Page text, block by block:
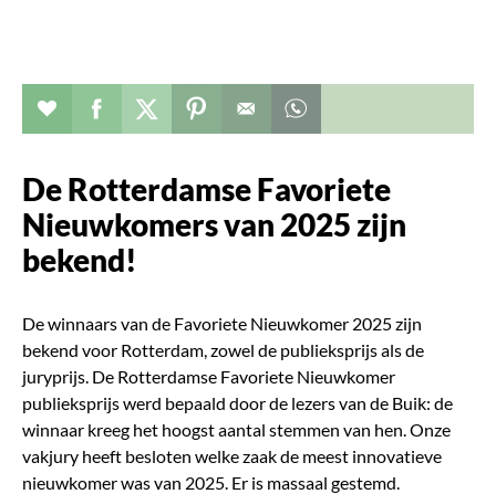
Verhaal toevoegen aan favorieten
Deel dit op facebook
Deel dit op twitter
Deel dit op pinterest
De Rotterdamse Favoriete
Nieuwkomers van 2025 zijn
bekend!
De winnaars van de Favoriete Nieuwkomer 2025 zijn
bekend voor Rotterdam, zowel de publieksprijs als de
juryprijs. De Rotterdamse Favoriete Nieuwkomer
publieksprijs werd bepaald door de lezers van de Buik: de
winnaar kreeg het hoogst aantal stemmen van hen. Onze
vakjury heeft besloten welke zaak de meest innovatieve
nieuwkomer was van 2025. Er is massaal gestemd.